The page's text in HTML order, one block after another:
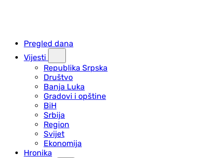
Pregled dana
Vijesti
Republika Srpska
Društvo
Banja Luka
Gradovi i opštine
BiH
Srbija
Region
Svijet
Ekonomija
Hronika